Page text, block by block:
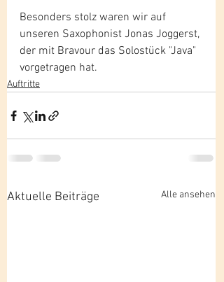
Besonders stolz waren wir auf
unseren Saxophonist Jonas Joggerst,
der mit Bravour das Solostück "Java"
vorgetragen hat.
Auftritte
Aktuelle Beiträge Alle ansehen